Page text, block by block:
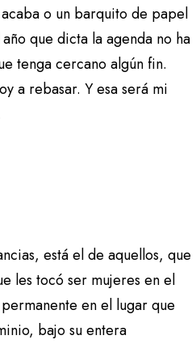
a
s
t
e
f
e
o un barquito de papel
que dicta la agenda no ha
tenga cercano algún fin.
a rebasar. Y esa será mi
está el de aquellos, que
les tocó ser mujeres en el
en el lugar que
bajo su entera